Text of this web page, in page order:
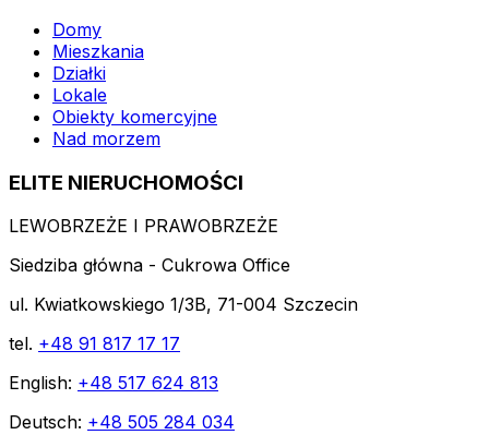
Domy
Mieszkania
Działki
Lokale
Obiekty komercyjne
Nad morzem
ELITE NIERUCHOMOŚCI
LEWOBRZEŻE I PRAWOBRZEŻE
Siedziba główna - Cukrowa Office
ul. Kwiatkowskiego 1/3B, 71-004 Szczecin
tel. +48 91 817 17 17
English: +48 517 624 813
Deutsch: +48 505 284 034